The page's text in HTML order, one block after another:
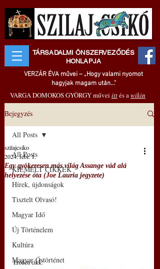
TÁRSADALMI ÖNSZERVEZŐDÉS
HONLAPJA
VERZÁR ÉVA művei – „Hogy valami nyomot
hagyjak magam után..."
VARGA DOMOKOS GYÖRGY művei ittés awikin
Bejegyzés
All Posts
KIEMELT CIKKEK
Hírek, újdonságok
Tisztelt Olvasó!
Magyar Idő
Új Történelem
Kultúra
Magyar Őstörténet
All Posts
Egy gyökeresen más világ Assange vád alá
helyezése óta (Joe Lauria jegyzete)
szilajcsiko
2024. febr. 1.
Eredeti cikk: